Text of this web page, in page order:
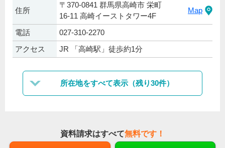
住所
〒370-0841 群馬県高崎市 栄町
16-11 高崎イーストタワー4F
Map
電話
027-310-2270
アクセス
JR 「高崎駅」徒歩約1分
所在地をすべて表示（残り30件）
資料請求はすべて無料です！